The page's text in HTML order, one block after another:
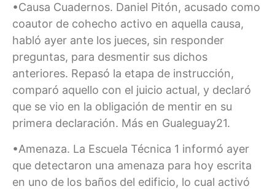
•Causa Cuadernos. Daniel Pitón, acusado como
coautor de cohecho activo en aquella causa,
habló ayer ante los jueces, sin responder
preguntas, para desmentir sus dichos
anteriores. Repasó la etapa de instrucción,
comparó aquello con el juicio actual, y declaró
que se vio en la obligación de mentir en su
primera declaración. Más en Gualeguay21.
•Amenaza. La Escuela Técnica 1 informó ayer
que detectaron una amenaza para hoy escrita
en uno de los baños del edificio, lo cual activó